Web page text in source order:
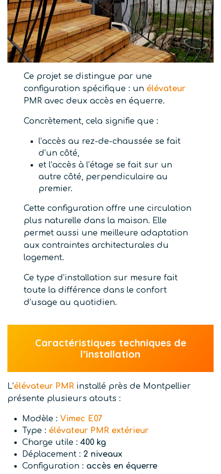
Ce projet se distingue par une
configuration spécifique : un élévateur
PMR avec deux accès en équerre.
Concrètement, cela signifie que :
l’accès au rez-de-chaussée se fait
d’un côté,
et l’accès à l’étage se fait sur un
autre côté, perpendiculaire au
premier.
Cette configuration offre une circulation
plus naturelle dans la maison. Elle
permet aussi une meilleure adaptation
aux contraintes architecturales du
logement.
Ce type d’installation sur mesure fait
toute la différence dans le confort
d’usage au quotidien.
Caractéristiques techniques de
l’installation
L’élévateur PMR installé près de Montpellier
présente plusieurs atouts :
Modèle : Vimec E07
Type : élévateur PMR extérieur
Charge utile : 400 kg
Déplacement : 2 niveaux
Configuration : accès en équerre